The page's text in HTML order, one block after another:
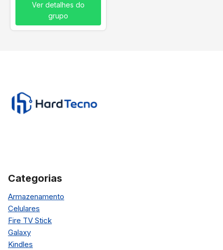
Ver detalhes do
grupo
Categorias
Armazenamento
Celulares
Fire TV Stick
Galaxy
Kindles